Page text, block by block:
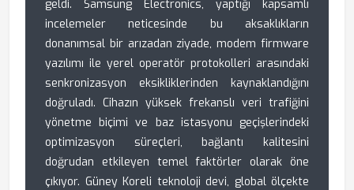
geldi. Samsung Electronics, yaptığı kapsamlı
incelemeler neticesinde bu aksaklıkların
donanımsal bir arızadan ziyade, modem firmware
yazılımı ile yerel operatör protokolleri arasındaki
senkronizasyon eksikliklerinden kaynaklandığını
doğruladı. Cihazın yüksek frekanslı veri trafiğini
yönetme biçimi ve baz istasyonu geçişlerindeki
optimizasyon süreçleri, bağlantı kalitesini
doğrudan etkileyen temel faktörler olarak öne
çıkıyor. Güney Koreli teknoloji devi, global ölçekte